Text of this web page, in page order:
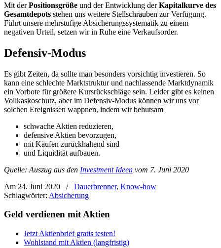
Mit derPositionsgröße und der Entwicklung derKapitalkurve des
Gesamtdepots stehen uns weitere Stellschrauben zur Verfügung.
Führt unsere mehrstufige Absicherungssystematik zu einem
negativen Urteil, setzen wir in Ruhe eine Verkaufsorder.
Defensiv-Modus
Es gibt Zeiten, da sollte man besonders vorsichtig investieren. So
kann eine schlechte Marktstruktur und nachlassende Marktdynamik
ein Vorbote für größere Kursrückschläge sein. Leider gibt es keinen
Vollkaskoschutz, aber im Defensiv-Modus können wir uns vor
solchen Ereignissen wappnen, indem wir behutsam
schwache Aktien reduzieren,
defensive Aktien bevorzugen,
mit Käufen zurückhaltend sind
und Liquidität aufbauen.
Quelle: Auszug aus den Investment Ideen vom 7. Juni 2020
Am 24. Juni 2020
/ Dauerbrenner, Know-how
Schlagwörter: Absicherung
Geld verdienen mit Aktien
Jetzt Aktienbrief gratis testen!
Wohlstand mit Aktien (langfristig)